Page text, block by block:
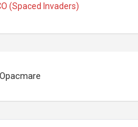
(Spaced Invaders)